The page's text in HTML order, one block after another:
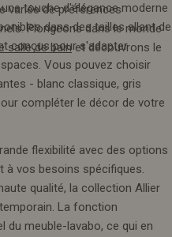
variée de préférences
Plongeons dans le monde
salle de bainet découvrons le
touche d'élégance moderne
dans des tailles allant de
conçus pour s'adapter
Vous pouvez choisir
- blanc classique, gris
compléter le décor de votre
flexibilité avec des options
à vos besoins spécifiques.
qualité, la collection Allier
La fonction
du meuble-lavabo, ce qui en